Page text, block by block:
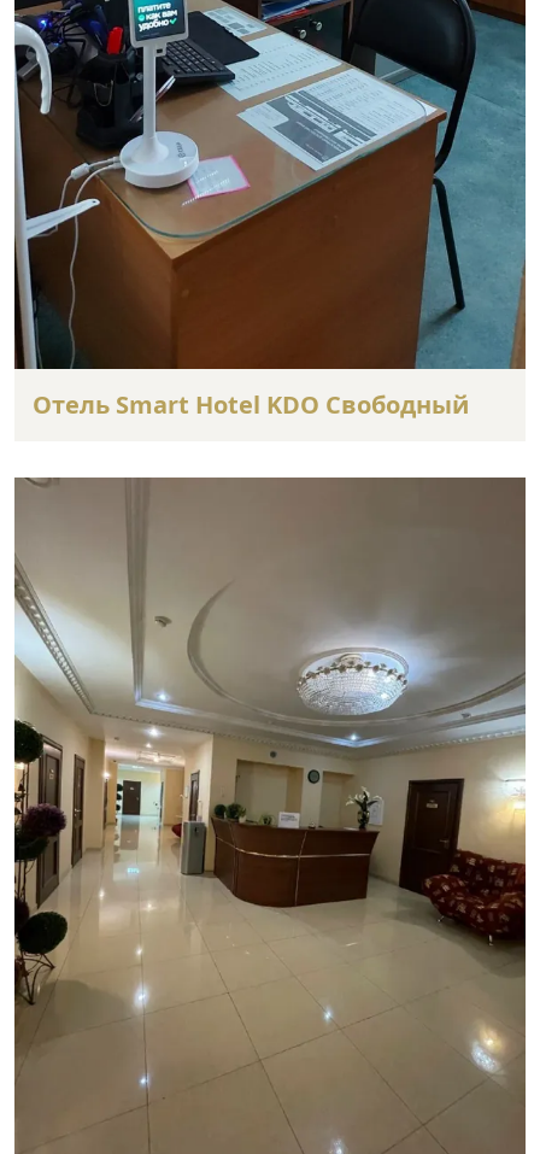
Отель Smart Hotel KDO Свободный